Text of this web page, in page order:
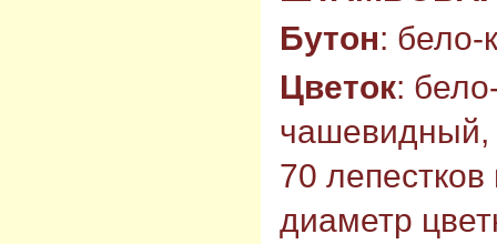
Бутон: бело-
Цветок:
чашевидный,
70
диаметр